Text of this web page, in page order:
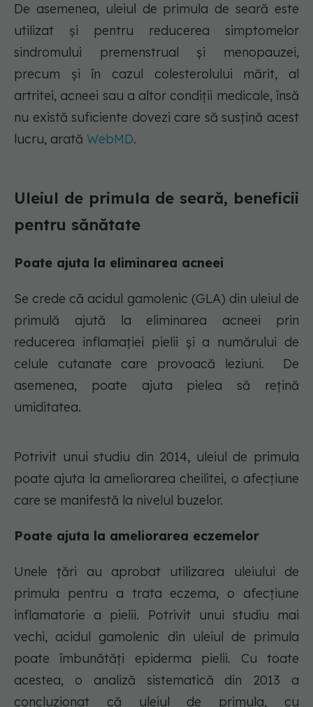
De asemenea, uleiul de primula de seară este
utilizat și pentru reducerea simptomelor
sindromului premenstrual și menopauzei,
precum și în cazul colesterolului mărit, al
artritei, acneei sau a altor condiții medicale, însă
nu există suficiente dovezi care să susțină acest
lucru, arată WebMD.
Uleiul de primula de seară, beneficii
pentru sănătate
Poate ajuta la eliminarea acneei
Se crede că acidul gamolenic (GLA) din uleiul de
primulă ajută la eliminarea acneei prin
reducerea inflamației pielii și a numărului de
celule cutanate care provoacă leziuni. De
asemenea, poate ajuta pielea să rețină
umiditatea.
Potrivit unui studiu din 2014, uleiul de primula
poate ajuta la ameliorarea cheilitei, o afecțiune
care se manifestă la nivelul buzelor.
Poate ajuta la ameliorarea eczemelor
Unele țări au aprobat utilizarea uleiului de
primula pentru a trata eczema, o afecțiune
inflamatorie a pielii. Potrivit unui studiu mai
vechi, acidul gamolenic din uleiul de primula
poate îmbunătăți epiderma pielii. Cu toate
acestea, o analiză sistematică din 2013 a
concluzionat că uleiul de primula, cu